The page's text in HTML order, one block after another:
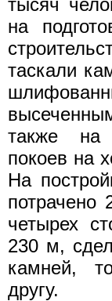
тысяч
на
таскали
также на
покоев на
На
потрачено
четырех
230 м,
камней,
другу.